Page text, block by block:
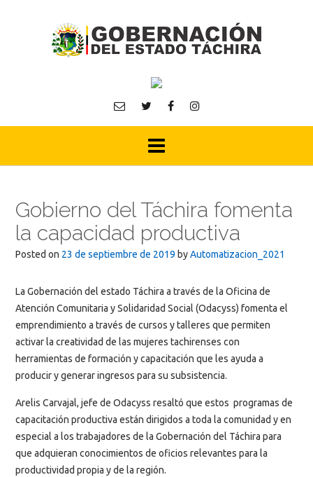
Gobierno del Táchira fomenta
la capacidad productiva
Posted on 23 de septiembre de 2019 byAutomatizacion_2021
La Gobernación del estado Táchira a través de la Oficina de
Atención Comunitaria y Solidaridad Social (Odacyss) fomenta el
emprendimiento a través de cursos y talleres que permiten
activar la creatividad de las mujeres tachirenses con
herramientas de formación y capacitación que les ayuda a
producir y generar ingresos para su subsistencia.
Arelis Carvajal, jefe de Odacyss resaltó que estos programas de
capacitación productiva están dirigidos a toda la comunidad y en
especial a los trabajadores de la Gobernación del Táchira para
que adquieran conocimientos de oficios relevantes para la
productividad propia y de la región.